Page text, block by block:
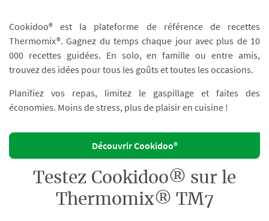
Cookidoo® est la plateforme de référence de recettes
Thermomix®. Gagnez du temps chaque jour avec plus de 10
000 recettes guidées. En solo, en famille ou entre amis,
trouvez des idées pour tous les goûts et toutes les occasions.
Planifiez vos repas, limitez le gaspillage et faites des
économies. Moins de stress, plus de plaisir en cuisine !
Découvrir Cookidoo®
Testez Cookidoo® sur le
Thermomix® TM7